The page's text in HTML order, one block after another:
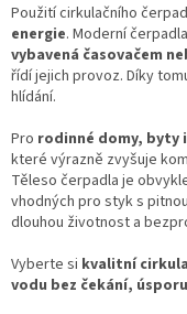
Použití cirkulačního
energie. Moderní
vybavená časovačem
řídí jejich provoz. Díky
hlídání.
Pro rodinné domy, byty
které výrazně zvyšuje
Těleso čerpadla je
vhodných pro styk s
dlouhou životnost a
Vyberte si kvalitní
vodu bez čekání,